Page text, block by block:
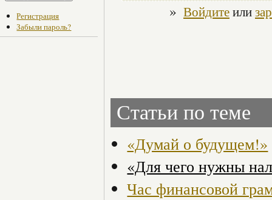
Регистрация
Забыли пароль?
» Войдитеили
Статьи по теме
«Думай о будущем!»
«Для чего нужны
Час финансовой